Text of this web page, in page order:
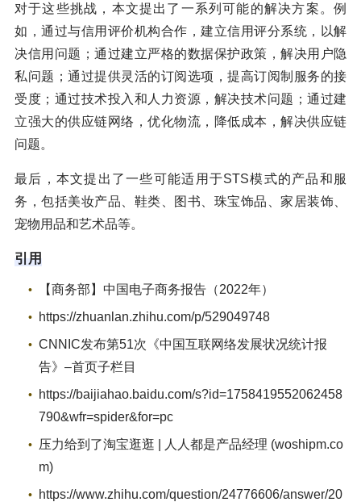
对于这些挑战，本文提出了一系列可能的解决方案。例
如，通过与信用评价机构合作，建立信用评分系统，以解
决信用问题；通过建立严格的数据保护政策，解决用户隐
私问题；通过提供灵活的订阅选项，提高订阅制服务的接
受度；通过技术投入和人力资源，解决技术问题；通过建
立强大的供应链网络，优化物流，降低成本，解决供应链
问题。
最后，本文提出了一些可能适用于STS模式的产品和服
务，包括美妆产品、鞋类、图书、珠宝饰品、家居装饰、
宠物用品和艺术品等。
引用
【商务部】中国电子商务报告（2022年）
https://zhuanlan.zhihu.com/p/529049748
CNNIC发布第51次《中国互联网络发展状况统计报
告》–首页子栏目
https://baijiahao.baidu.com/s?id=1758419552062458
790&wfr=spider&for=pc
压力给到了淘宝逛逛 | 人人都是产品经理 (woshipm.co
m)
https://www.zhihu.com/question/24776606/answer/20